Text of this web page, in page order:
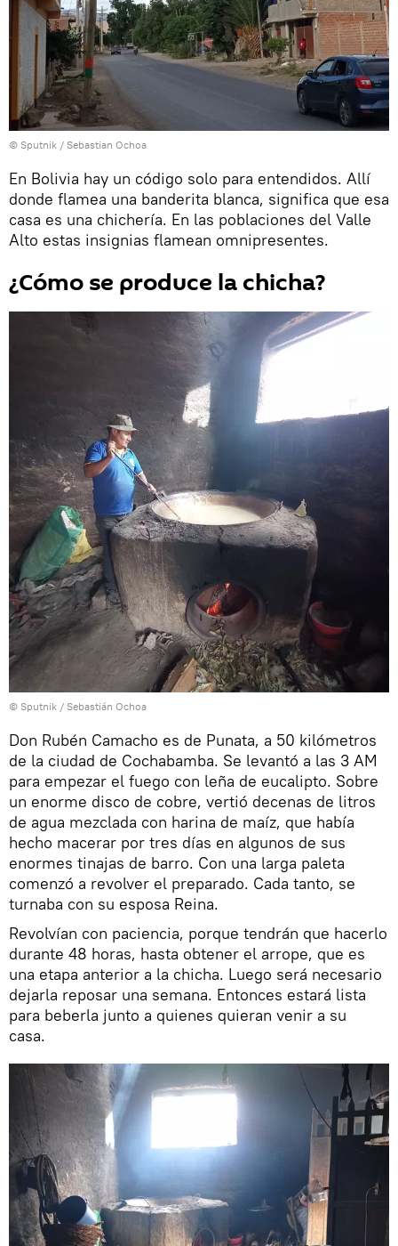
© Sputnik / Sebastian Ochoa
En Bolivia hay un código solo para entendidos. Allí
donde flamea una banderita blanca, significa que esa
casa es una chichería. En las poblaciones del Valle
Alto estas insignias flamean omnipresentes.
¿Cómo se produce la chicha?
© Sputnik / Sebastián Ochoa
Don Rubén Camacho es de Punata, a 50 kilómetros
de la ciudad de Cochabamba. Se levantó a las 3 AM
para empezar el fuego con leña de eucalipto. Sobre
un enorme disco de cobre, vertió decenas de litros
de agua mezclada con harina de maíz, que había
hecho macerar por tres días en algunos de sus
enormes tinajas de barro. Con una larga paleta
comenzó a revolver el preparado. Cada tanto, se
turnaba con su esposa Reina.
Revolvían con paciencia, porque tendrán que hacerlo
durante 48 horas, hasta obtener el arrope, que es
una etapa anterior a la chicha. Luego será necesario
dejarla reposar una semana. Entonces estará lista
para beberla junto a quienes quieran venir a su
casa.